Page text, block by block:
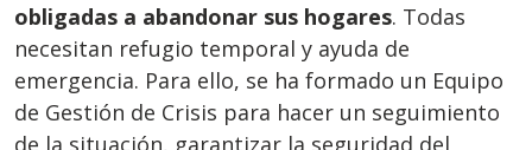
obligadas a abandonar sus hogares. Todas
necesitan refugio temporal y ayuda de
emergencia. Para ello, se ha formado un Equipo
de Gestión de Crisis para hacer un seguimiento
de la situación, garantizar la seguridad del